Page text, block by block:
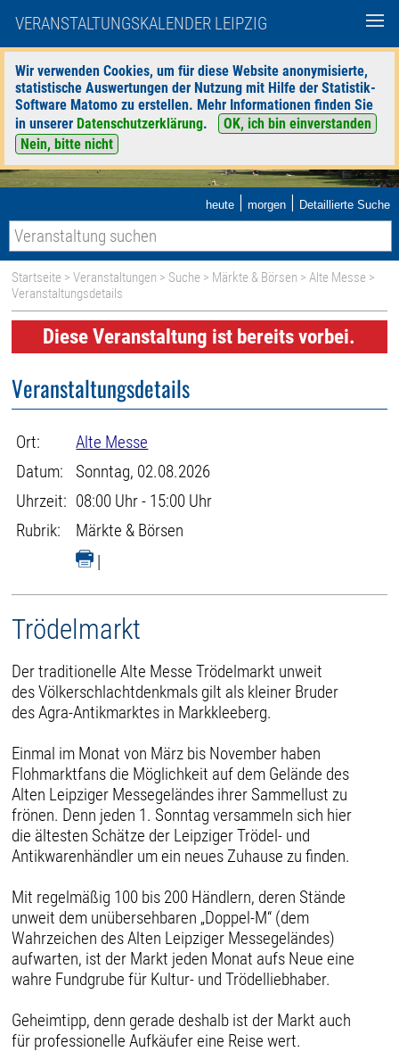
VERANSTALTUNGSKALENDER LEIPZIG
Wir verwenden Cookies, um für diese Website anonymisierte,
statistische Auswertungen der Nutzung mit Hilfe der Statistik-
Software Matomo zu erstellen. Mehr Informationen finden Sie
in unserer Datenschutzerklärung.
OK, ich bin einverstanden
Nein, bitte nicht
heute | morgen | Detaillierte Suche
Startseite >Veranstaltungen > Suche > Märkte & Börsen >Alte Messe >
Veranstaltungsdetails
Diese Veranstaltung ist bereits vorbei.
Veranstaltungsdetails
Ort:
Alte Messe
Datum:
Sonntag, 02.08.2026
Uhrzeit: 08:00 Uhr - 15:00 Uhr
Rubrik:
Märkte & Börsen
|
Trödelmarkt
Der traditionelle Alte Messe Trödelmarkt unweit
des Völkerschlachtdenkmals gilt als kleiner Bruder
des Agra-Antikmarktes in Markkleeberg.
Einmal im Monat von März bis November haben
Flohmarktfans die Möglichkeit auf dem Gelände des
Alten Leipziger Messegeländes ihrer Sammellust zu
frönen. Denn jeden 1. Sonntag versammeln sich hier
die ältesten Schätze der Leipziger Trödel- und
Antikwarenhändler um ein neues Zuhause zu finden.
Mit regelmäßig 100 bis 200 Händlern, deren Stände
unweit dem unübersehbaren „Doppel-M“ (dem
Wahrzeichen des Alten Leipziger Messegeländes)
aufwarten, ist der Markt jeden Monat aufs Neue eine
wahre Fundgrube für Kultur- und Trödelliebhaber.
Geheimtipp, denn gerade deshalb ist der Markt auch
für professionelle Aufkäufer eine Reise wert.